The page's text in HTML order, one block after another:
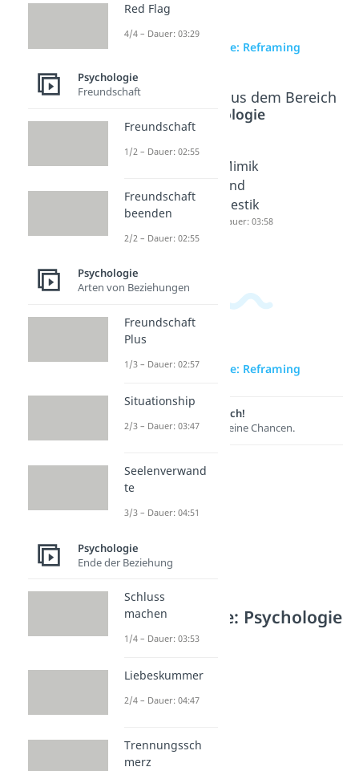
zur Videoseite: Reframing
Beliebte Inhalte aus dem Bereich
Psychologie
Entschul
Dauer: 03:12 Kommun
Dauer: 04:19
Mimik
und
Gestik
Dauer: 03:58
zur Videoseite: Reframing
Lernen lohnt sich!
Entdecke hier deine Chancen.
Weitere Inhalte: Psychologie
Psychologie
Dauer: 04:33
Dauer: 03:52
Dauer: 04:17
Reframing
Red Flag
4/4 – Dauer: 03:29
Psychologie
Freundschaft
Freundschaft
1/2 – Dauer: 02:55
Freundschaft
beenden
2/2 – Dauer: 02:55
Psychologie
Arten von Beziehungen
Freundschaft
Plus
1/3 – Dauer: 02:57
Situationship
2/3 – Dauer: 03:47
Seelenverwand
te
3/3 – Dauer: 04:51
Psychologie
Ende der Beziehung
Schluss
machen
1/4 – Dauer: 03:53
Liebeskummer
2/4 – Dauer: 04:47
Trennungssch
merz